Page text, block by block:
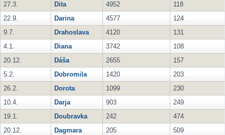
27.3.
Dita 4952
118
22.9.
Darina 4577
124
9.7.
Drahoslava 4120
131
4.1.
Diana 3742
108
20.12.
Dáša 2655
157
5.2.
Dobromila 1420
203
26.2.
Dorota 1099
230
10.4.
Darja 903
249
19.1.
Doubravka 242
474
20.12.
Dagmara 205
509